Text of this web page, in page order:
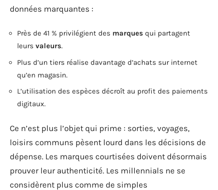
données marquantes :
Près de 41 % privilégient des marques qui partagent
leurs valeurs.
Plus d’un tiers réalise davantage d’achats sur internet
qu’en magasin.
L’utilisation des espèces décroît au profit des paiements
digitaux.
Ce n’est plus l’objet qui prime : sorties, voyages,
loisirs communs pèsent lourd dans les décisions de
dépense. Les marques courtisées doivent désormais
prouver leur authenticité. Les millennials ne se
considèrent plus comme de simples